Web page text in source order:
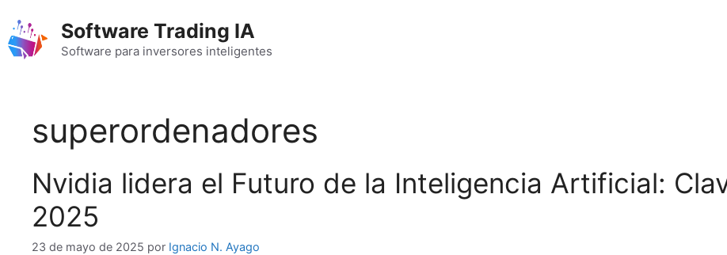
contenido
Software Trading IA
Software para inversores inteligentes
superordenadores
Nvidia lidera el Futuro de la Inteligencia Artificial:
2025
23 de mayo de 2025 por Ignacio N. Ayago